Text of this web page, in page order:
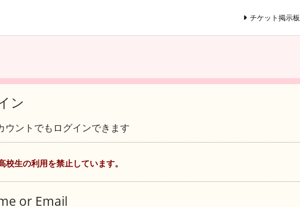
チケット掲示板
ン
ントでもログインできます
校生の利用を禁止しています。
or Email